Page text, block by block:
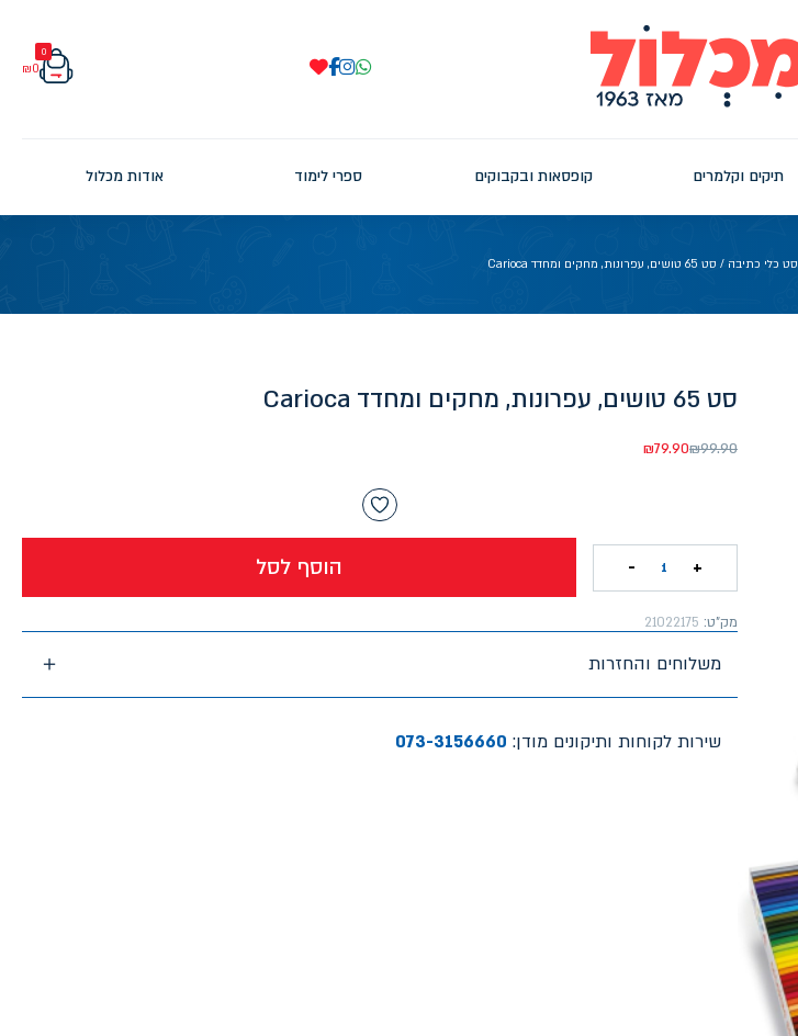
0
₪0
תיקים וקלמרים קופסאות ובקבוקים ספרי לימוד אודות מכלול
סט כלי כתיבה / סט 65 טושים, עפרונות, מחקים ומחדד Carioca
סט 65 טושים, עפרונות, מחקים ומחדד Carioca
₪99.90
₪79.90
הוסף לסל +
1
-
מק"ט: 21022175
משלוחים והחזרות
שירות לקוחות ותיקונים מודן: 073-3156660